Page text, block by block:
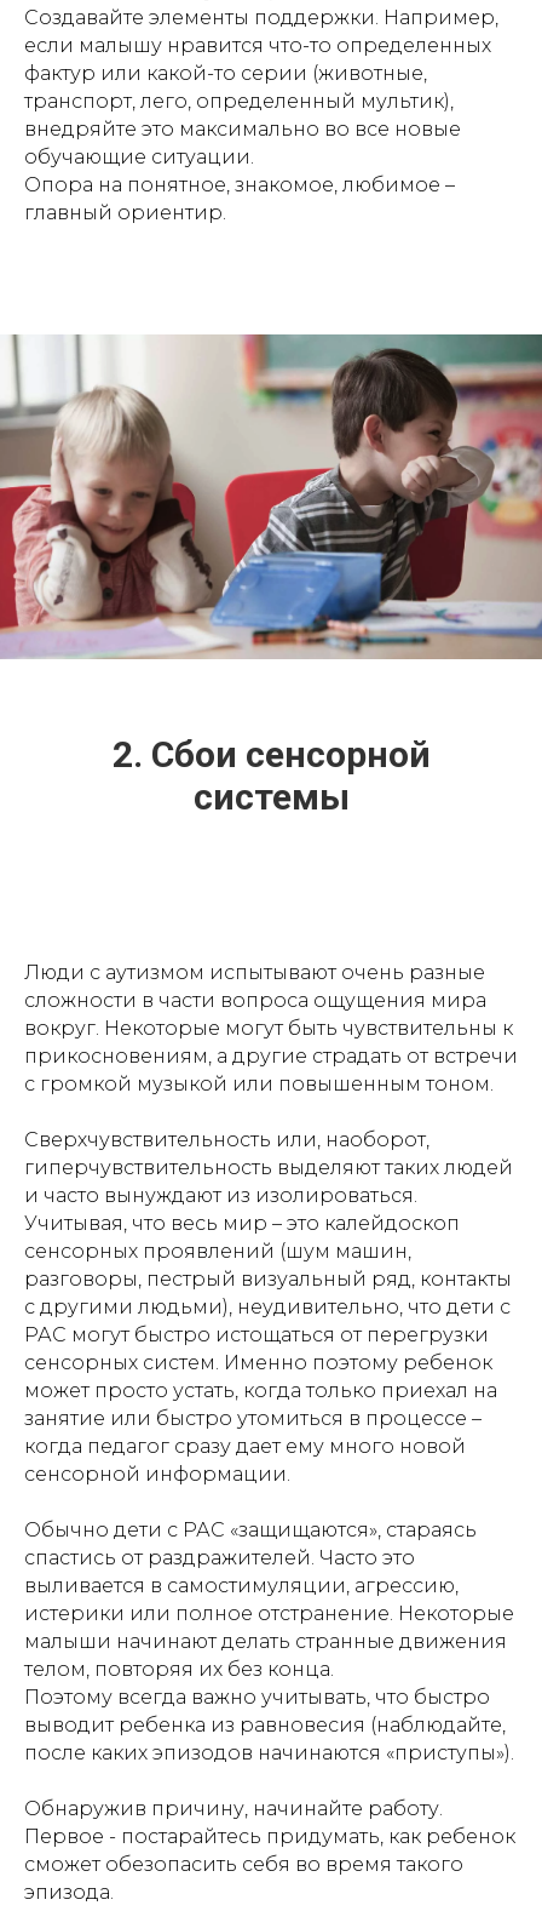
Создавайте элементы поддержки. Например,
если малышу нравится что-то определенных
фактур или какой-то серии (животные,
транспорт, лего, определенный мультик),
внедряйте это максимально во все новые
обучающие ситуации.
Опора на понятное, знакомое, любимое –
главный ориентир.
2. Сбои сенсорной
системы
Люди с аутизмом испытывают очень разные
сложности в части вопроса ощущения мира
вокруг. Некоторые могут быть чувствительны к
прикосновениям, а другие страдать от встречи
с громкой музыкой или повышенным тоном.
Сверхчувствительность или, наоборот,
гиперчувствительность выделяют таких людей
и часто вынуждают из изолироваться.
Учитывая, что весь мир – это калейдоскоп
сенсорных проявлений (шум машин,
разговоры, пестрый визуальный ряд, контакты
с другими людьми), неудивительно, что дети с
РАС могут быстро истощаться от перегрузки
сенсорных систем. Именно поэтому ребенок
может просто устать, когда только приехал на
занятие или быстро утомиться в процессе –
когда педагог сразу дает ему много новой
сенсорной информации.
Обычно дети с РАС «защищаются», стараясь
спастись от раздражителей. Часто это
выливается в самостимуляции, агрессию,
истерики или полное отстранение. Некоторые
малыши начинают делать странные движения
телом, повторяя их без конца.
Поэтому всегда важно учитывать, что быстро
выводит ребенка из равновесия (наблюдайте,
после каких эпизодов начинаются «приступы»).
Обнаружив причину, начинайте работу.
Первое - постарайтесь придумать, как ребенок
сможет обезопасить себя во время такого
эпизода.